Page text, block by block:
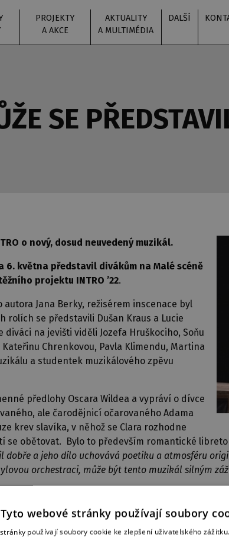
PROJEKTY
A AKCE
AKTUALITY
A MULTIMÉDIA
DALŠÍ
SE
o nový, dosud neuvedený muzikál.
6. května představil divákům na Malé scéně
projektu INTRO ’22.
autora Jana Berky, režisérem inscenace byl
rolích se představili Dušan Kraus a Lucie
na jevišti viděli Jozefa Hruškociho, Soňu
Chrenkovou, Pavla Klimendu, Martina
a studentek muzikálového zpěvu
předlohy Oscara Wildea a vypráví o dívce
ale čarodějnicí očarovaného Adama
krev slavíka, v něhož se Clara rozhodne
se obětovat. Bylo to především romantické
dobře a jeho dílo uchovává poetiku a atmosféru
orchestraci, může být tento muzikál silným
do 3. ročníku – INTRO ’23 junior, který
praktiků a odborníků na dětskou tvorbu
Dubničky, bývalého člena činohry DJKT a
Tyto webové stránky používají soubory
používají soubory cookie ke zlepšení uživatelského